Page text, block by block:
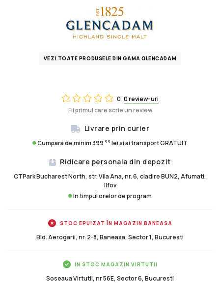
0 0 review-uri
Fii primul care scrie un review
Livrare prin curier
Cumpara de minim 399 99 lei si ai transport GRATUIT
Ridicare personala din depozit
CTPark Bucharest North, str. Vila Ana, nr. 6, cladire BUN2, Afumati,
Ilfov
In timpul orelor de program
STOC EPUIZAT ÎN MAGAZIN BANEASA
Bld. Aerogarii, nr. 2-8, Baneasa, Sector 1, Bucuresti
IN STOC MAGAZIN VIRTUTII
Soseaua Virtutii, nr 56E, Sector 6, Bucuresti
VEZI TOATE PRODUSELE DIN GAMA GLENCADAM